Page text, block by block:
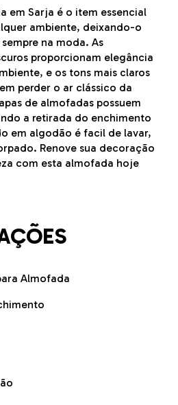
em Sarja é o item essencial
ambiente, deixando-o
na moda. As
proporcionam elegância
e os tons mais claros
perder o ar clássico da
de almofadas possuem
a retirada do enchimento
em algodão é facil de lavar,
Renove sua decoração
com esta almofada hoje
Almofada